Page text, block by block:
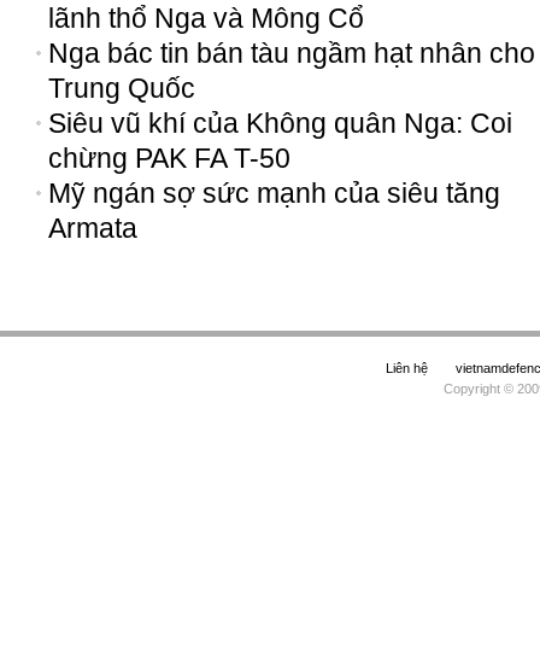
lãnh thổ Nga và Mông Cổ
Nga bác tin bán tàu ngầm hạt nhân cho
Trung Quốc
Siêu vũ khí của Không quân Nga: Coi
chừng PAK FA T-50
Mỹ ngán sợ sức mạnh của siêu tăng
Armata
Liên hệ
Copyright ©